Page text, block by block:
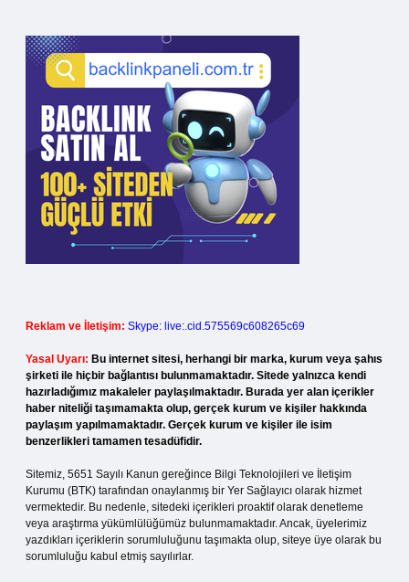
Reklam ve İletişim: Skype: live:.cid.575569c608265c69
Yasal Uyarı: Bu internet sitesi, herhangi bir marka, kurum veya şahıs
şirketi ile hiçbir bağlantısı bulunmamaktadır. Sitede yalnızca kendi
hazırladığımız makaleler paylaşılmaktadır. Burada yer alan içerikler
haber niteliği taşımamakta olup, gerçek kurum ve kişiler hakkında
paylaşım yapılmamaktadır. Gerçek kurum ve kişiler ile isim
benzerlikleri tamamen tesadüfidir.
Sitemiz, 5651 Sayılı Kanun gereğince Bilgi Teknolojileri ve İletişim
Kurumu (BTK) tarafından onaylanmış bir Yer Sağlayıcı olarak hizmet
vermektedir. Bu nedenle, sitedeki içerikleri proaktif olarak denetleme
veya araştırma yükümlülüğümüz bulunmamaktadır. Ancak, üyelerimiz
yazdıkları içeriklerin sorumluluğunu taşımakta olup, siteye üye olarak bu
sorumluluğu kabul etmiş sayılırlar.